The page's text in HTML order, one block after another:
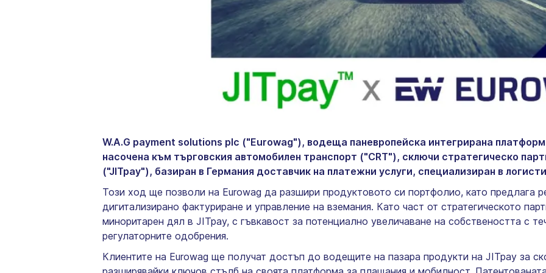
W.A.G payment solutions plc ("Eurowag"), водеща паневропейска интегрирана
насочена към търговския автомобилен транспорт ("CRT"), сключи стратегическо
("JITpay"), базиран в Германия доставчик на платежни услуги, специализиран в
Този ход ще позволи на Eurowag да разшири продуктовото си портфолио, като предлага
дигитализирано фактуриране и управление на вземания. Като част от стратегическото
миноритарен дял в JITpay, с гъвкавост за потенциално увеличаване на собствеността с
регулаторните одобрения.
Клиентите на Eurowag ще получат достъп до водещите на пазара продукти на JITpay за